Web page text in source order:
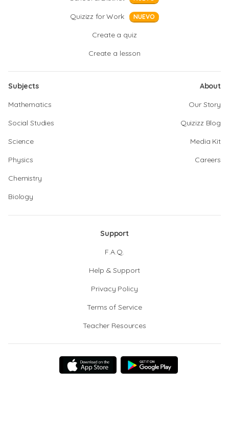
Quizizz for Work NUEVO
Create a quiz
Create a lesson
Subjects
Mathematics
Social Studies
Science
Physics
Chemistry
Biology
About
Our Story
Quizizz Blog
Media Kit
Careers
Support
F.A.Q.
Help & Support
Privacy Policy
Terms of Service
Teacher Resources